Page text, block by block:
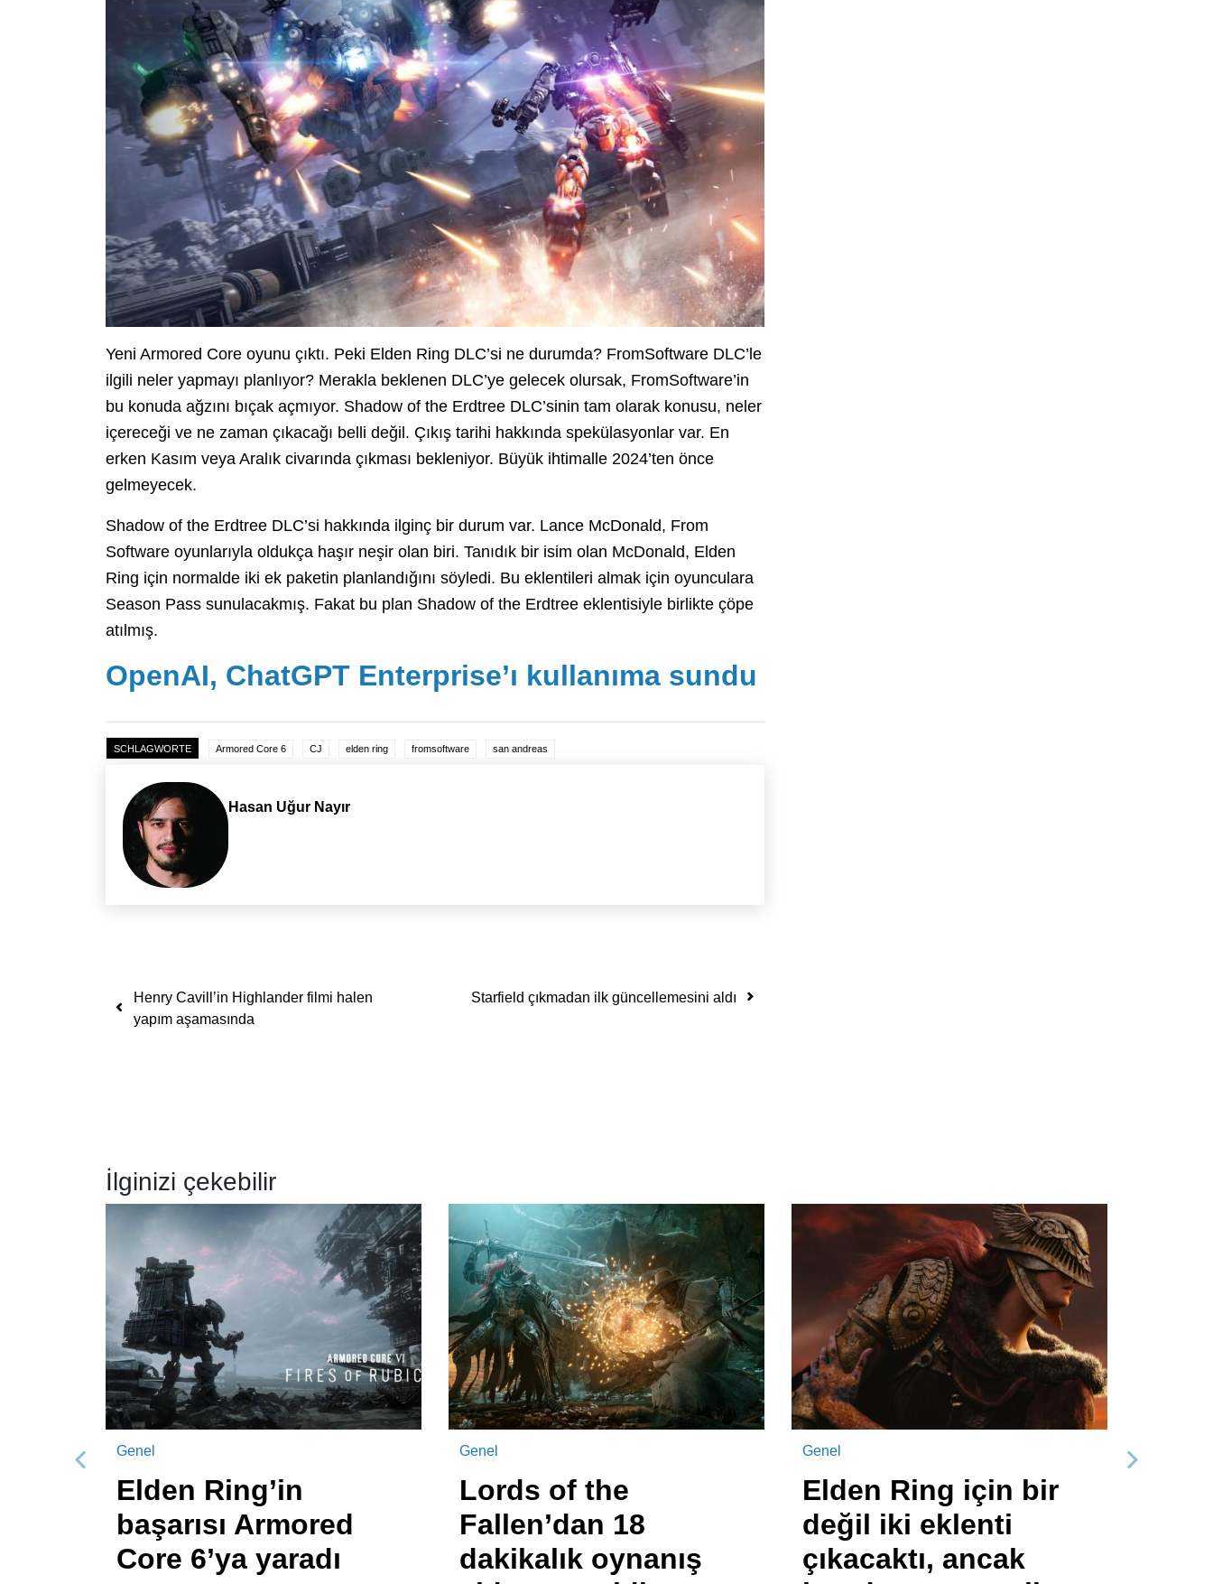
Yeni Armored Core oyunu çıktı. Peki Elden Ring DLC’si ne durumda? FromSoftware DLC’le
ilgili neler yapmayı planlıyor? Merakla beklenen DLC’ye gelecek olursak, FromSoftware’in
bu konuda ağzını bıçak açmıyor. Shadow of the Erdtree DLC’sinin tam olarak konusu, neler
içereceği ve ne zaman çıkacağı belli değil. Çıkış tarihi hakkında spekülasyonlar var. En
erken Kasım veya Aralık civarında çıkması bekleniyor. Büyük ihtimalle 2024’ten önce
gelmeyecek.
Shadow of the Erdtree DLC’si hakkında ilginç bir durum var. Lance McDonald, From
Software oyunlarıyla oldukça haşır neşir olan biri. Tanıdık bir isim olan McDonald, Elden
Ring için normalde iki ek paketin planlandığını söyledi. Bu eklentileri almak için oyunculara
Season Pass sunulacakmış. Fakat bu plan Shadow of the Erdtree eklentisiyle birlikte çöpe
atılmış.
OpenAI, ChatGPT Enterprise’ı kullanıma sundu
SCHLAGWORTE Armored Core 6 CJ elden ring fromsoftware san andreas
Hasan Uğur Nayır
Yazı dolaşımı
Henry Cavill’in Highlander filmi halen
yapım aşamasında
Starfield çıkmadan ilk güncellemesini aldı
İlginizi çekebilir
Genel
Elden Ring’in
başarısı Armored
Core 6’ya yaradı
Genel
Lords of the
Fallen’dan 18
dakikalık oynanış
Genel
Elden Ring için bir
değil iki eklenti
çıkacaktı, ancak
Önceki Sonraki